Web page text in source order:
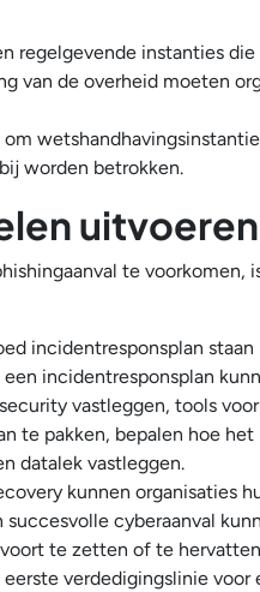
regelgevende instanties
van de overheid moeten
worden betrokken.
uitvoeren
te voorkomen,
incidentresponsplan
incidentresponsplan
vastleggen, tools
te pakken, bepalen hoe
datalek vastleggen.
kunnen organisaties
cyberaanval
te zetten of te
verdedigingslinie voor